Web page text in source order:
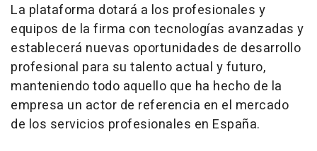
La plataforma dotará a los profesionales y
equipos de la firma con tecnologías avanzadas y
establecerá nuevas oportunidades de desarrollo
profesional para su talento actual y futuro,
manteniendo todo aquello que ha hecho de la
empresa un actor de referencia en el mercado
de los servicios profesionales en España.